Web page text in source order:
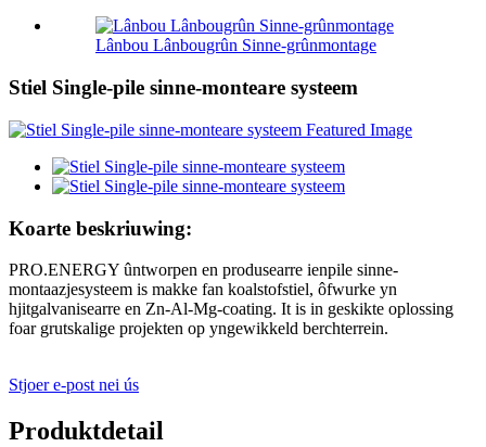
Lânbou Lânbougrûn Sinne-grûnmontage
Stiel Single-pile sinne-monteare systeem
Koarte beskriuwing:
PRO.ENERGY ûntworpen en produsearre ienpile sinne-
montaazjesysteem is makke fan koalstofstiel, ôfwurke yn
hjitgalvanisearre en Zn-Al-Mg-coating. It is in geskikte oplossing
foar grutskalige projekten op yngewikkeld berchterrein.
Stjoer e-post nei ús
Produktdetail